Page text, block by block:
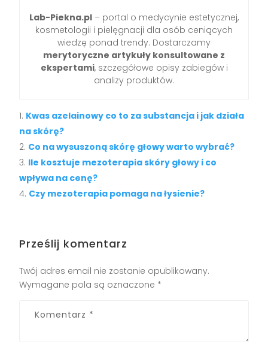
Lab-Piekna.pl – portal o medycynie estetycznej,
kosmetologii i pielęgnacji dla osób ceniących
wiedzę ponad trendy. Dostarczamy
merytoryczne artykuły konsultowane z
ekspertami, szczegółowe opisy zabiegów i
analizy produktów.
Kwas azelainowy co to za substancja i jak działa
na skórę?
Co na wysuszoną skórę głowy warto wybrać?
Ile kosztuje mezoterapia skóry głowy i co
wpływa na cenę?
Czy mezoterapia pomaga na łysienie?
Prześlij komentarz
Twój adres email nie zostanie opublikowany.
Wymagane pola są oznaczone *